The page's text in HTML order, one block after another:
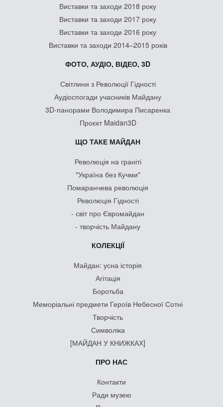
Виставки та заходи 2018 року
Виставки та заходи 2017 року
Виставки та заходи 2016 року
Виставки та заходи 2014–2015 років
ФОТО, АУДІО, ВІДЕО, 3D
Світлини з Революції Гідності
Аудіоспогади учасників Майдану
3D-панорами Володимира Писаренка
Проєкт Maidan3D
ЩО ТАКЕ МАЙДАН
Революція на граніті
"Україна без Кучми"
Помаранчева революція
Революція Гідності
- світ про Євромайдан
- творчість Майдану
КОЛЕКЦІЇ
Майдан: усна історія
Агітація
Боротьба
Меморіальні предмети Героїв Небесної Сотні
Творчість
Символіка
[МАЙДАН У КНИЖКАХ]
ПРО НАС
Контакти
Ради музею